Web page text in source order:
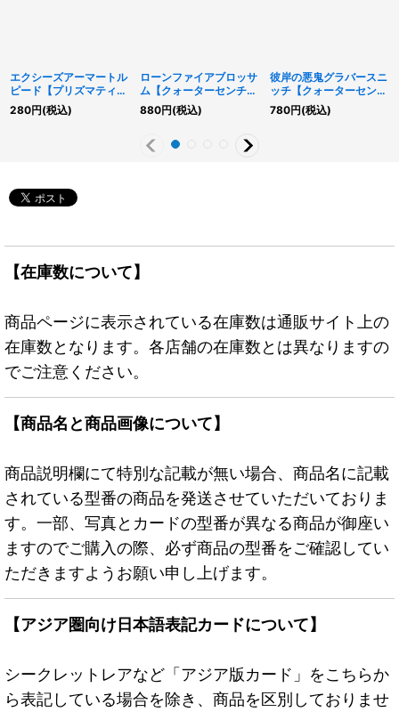
エクシーズアーマートル
ピード【プリズマティッ
クシークレット】
{25DB-JP040}《エク
280円(税込)
ローンファイアブロッサ
ム【クォーターセンチュ
リーシークレット】
{RC04-JP002}《モン
880円(税込)
彼岸の悪鬼グラバースニ
ッチ【クォーターセンチ
ュリーシークレット】
{QCCU-JP141}《モン
780円(税込)
【在庫数について】
商品ページに表示されている在庫数は通販サイト上の
在庫数となります。各店舗の在庫数とは異なりますの
でご注意ください。
【商品名と商品画像について】
商品説明欄にて特別な記載が無い場合、商品名に記載
されている型番の商品を発送させていただいておりま
す。一部、写真とカードの型番が異なる商品が御座い
ますのでご購入の際、必ず商品の型番をご確認してい
ただきますようお願い申し上げます。
【アジア圏向け日本語表記カードについて】
シークレットレアなど「アジア版カード」をこちらか
ら表記している場合を除き、商品を区別しておりませ